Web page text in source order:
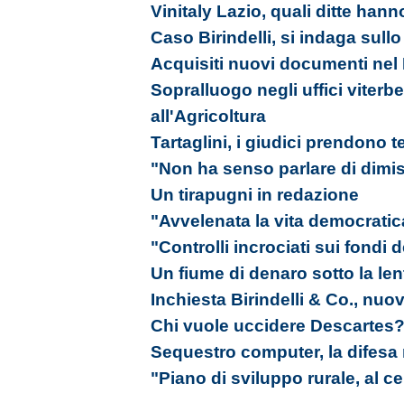
Vinitaly Lazio, quali ditte
Caso Birindelli, si indaga
Acquisiti nuovi documenti nel
Sopralluogo negli uffici
all'Agricoltura
Tartaglini, i giudici prendono
"Non ha senso parlare di
Un tirapugni in redazione
"Avvelenata la vita
"Controlli incrociati sui fondi
Un fiume di denaro sotto la
Inchiesta Birindelli & Co.,
Chi vuole uccidere Descartes?
Sequestro computer, la
"Piano di sviluppo rurale, al